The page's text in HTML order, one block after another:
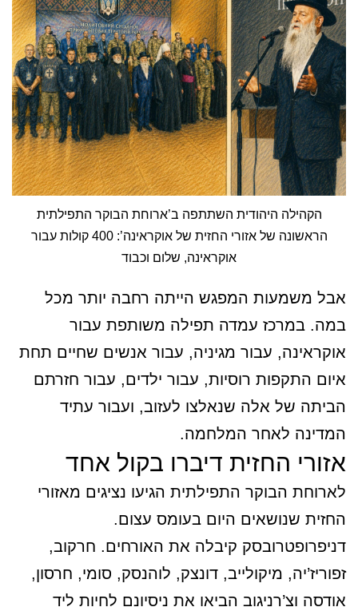
הקהילה היהודית השתתפה ב’ארוחת הבוקר התפילתית
הראשונה של אזורי החזית של אוקראינה’: 400 קולות עבור
אוקראינה, שלום וכבוד
אבל משמעות המפגש הייתה רחבה יותר מכל
במה. במרכז עמדה תפילה משותפת עבור
אוקראינה, עבור מגיניה, עבור אנשים שחיים תחת
איום התקפות רוסיות, עבור ילדים, עבור חזרתם
הביתה של אלה שנאלצו לעזוב, ועבור עתיד
המדינה לאחר המלחמה.
אזורי החזית דיברו בקול אחד
לארוחת הבוקר התפילתית הגיעו נציגים מאזורי
החזית שנושאים היום בעומס עצום.
דניפרופטרובסק קיבלה את האורחים. חרקוב,
זפוריז’יה, מיקולייב, דונצק, לוהנסק, סומי, חרסון,
אודסה וצ’רניגוב הביאו את ניסיונם לחיות ליד